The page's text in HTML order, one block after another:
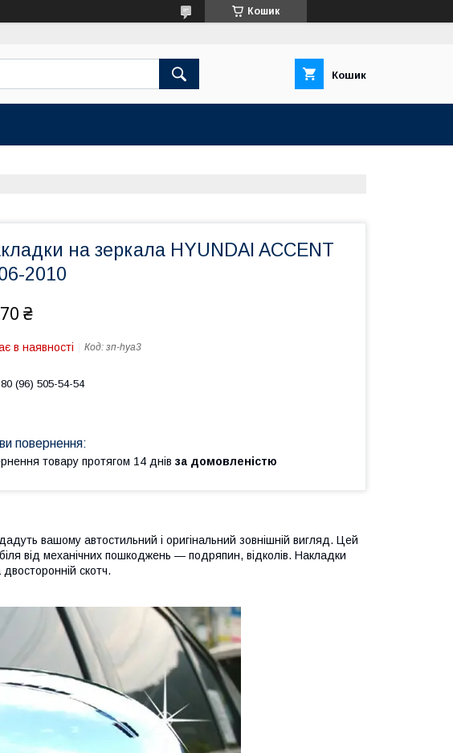
Кошик
Кошик
на зеркала HYUNDAI ACCENT
2010
₴
в наявності Код: зп-hya3
(96) 505-54-54
товару протягом 14 днів за домовленістю
вашому автостильний і оригінальний зовнішній вигляд. Цей
від механічних пошкоджень — подряпин, відколів. Накладки
скотч.